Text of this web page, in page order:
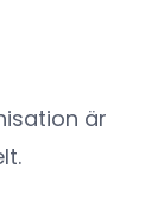
är